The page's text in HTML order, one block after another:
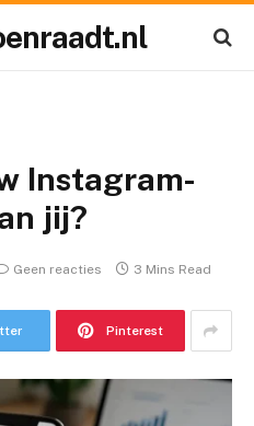
Instagram-
jij?
Geen reacties 3 Mins Read
Pinterest